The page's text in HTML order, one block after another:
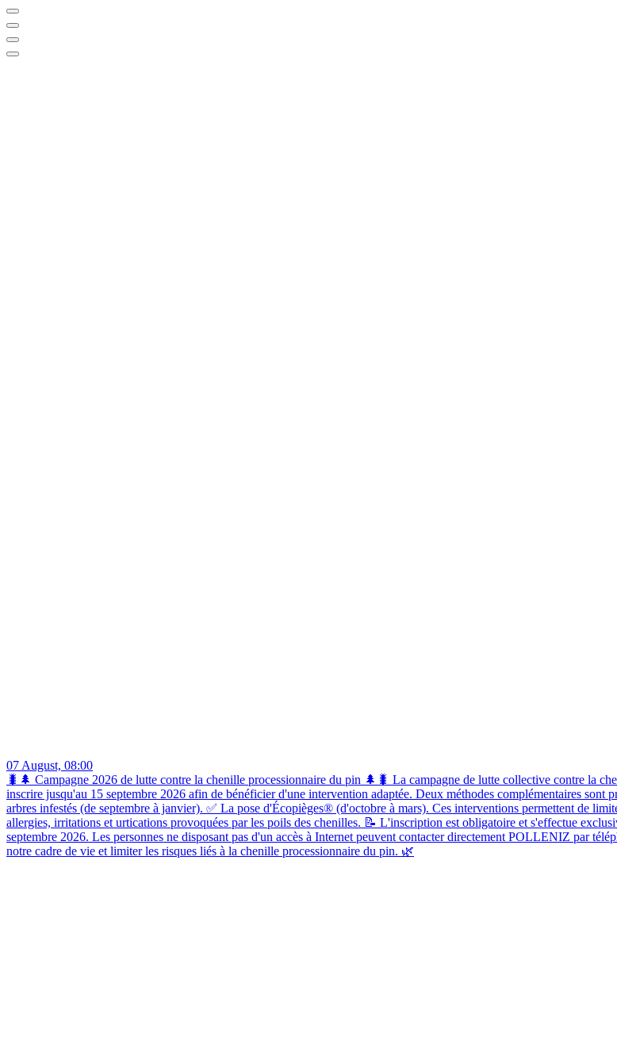
07 August, 08:00
🐛🌲 Campagne 2026 de lutte contre la chenille processionnaire du pin 🌲🐛 La campagne de lutte collective contre la
inscrire jusqu'au 15 septembre 2026 afin de bénéficier d'une intervention adaptée. Deux méthodes complémentaires
arbres infestés (de septembre à janvier). ✅ La pose d'Écopièges® (d'octobre à mars). Ces interventions permettent de
allergies, irritations et urtications provoquées par les poils des chenilles. 📝 L'inscription est obligatoire et s'effectue
septembre 2026. Les personnes ne disposant pas d'un accès à Internet peuvent contacter directement POLLENIZ par
notre cadre de vie et limiter les risques liés à la chenille processionnaire du pin. 🌿